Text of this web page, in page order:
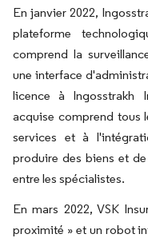
En janvier 2022,
plateforme
comprend la
une interface
licence à Ingosstrakh
acquise comprend tous
services et à
produire des biens et
entre les spécialistes.
En mars 2022, VSK
proximité » et un robot